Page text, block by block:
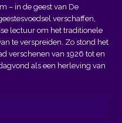
– in de geest van De
verschaffen,
lectuur om het traditionele
te verspreiden. Zo stond het
verschenen van 1926 tot en
als een herleving van